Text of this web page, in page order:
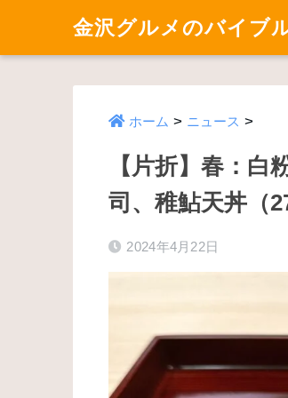
金沢グルメのバイブ
ホーム > ニュース >
【片折】春：
司、稚鮎天丼（
2024年4月22日